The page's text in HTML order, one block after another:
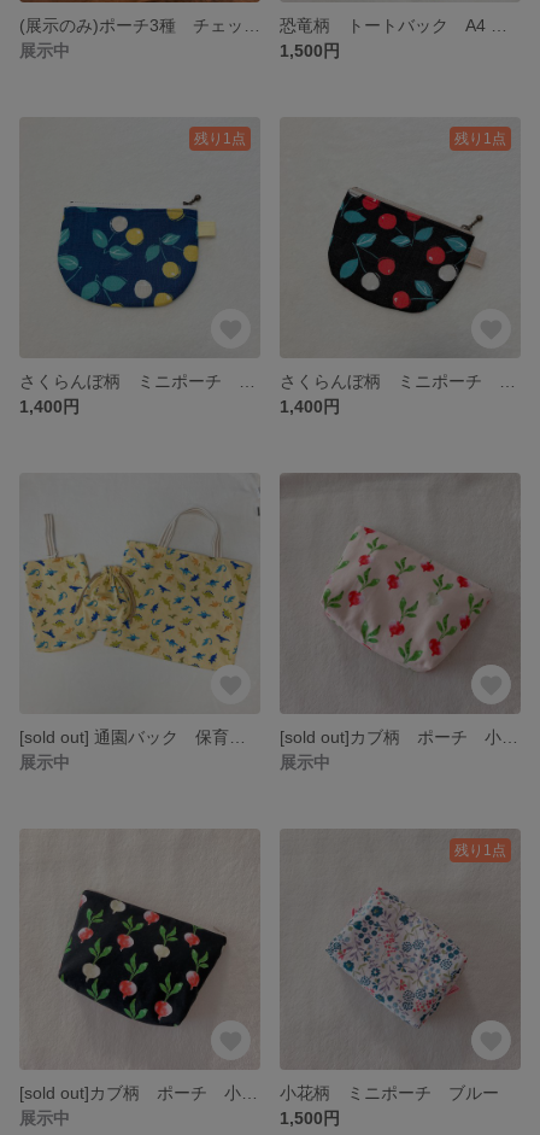
展示中
1,500円
残り1点
1,400円
残り1点
1,400円
展示中
展示中
展示中
残り1点
小花柄 ミニポーチ ブルー
1,500円